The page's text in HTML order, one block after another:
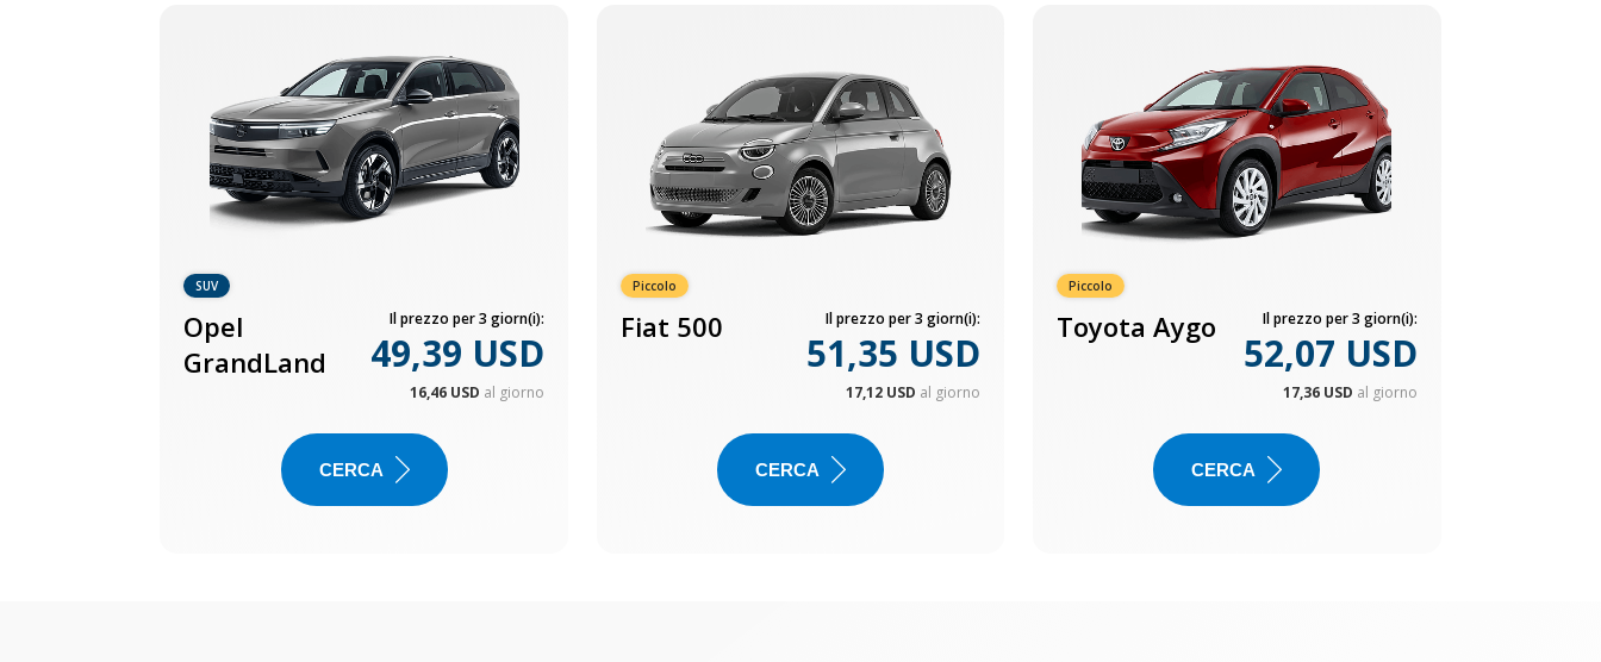
SUV
Opel
GrandLand
Il prezzo per 3 giorn(i):
49,39 USD
16,46 USD al giorno
CERCA
Piccolo
Fiat 500 Il prezzo per 3 giorn(i):
51,35 USD
17,12 USD al giorno
CERCA
Piccolo
Toyota Aygo Il prezzo per 3 giorn(i):
52,07 USD
17,36 USD al giorno
CERCA